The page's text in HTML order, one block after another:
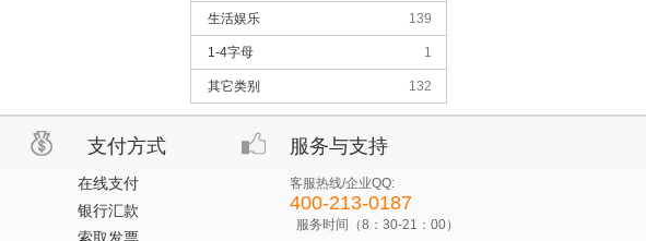
139
生活娱乐
1
1-4字母
132
其它类别
支付方式
在线支付
银行汇款
服务与支持
客服热线/企业QQ:
400-213-0187
服务时间（8：30-21：00）